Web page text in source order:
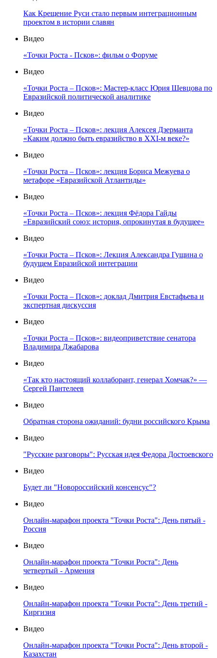
Как Крещение Руси стало первым интеграционным
проектом в истории славян
Видео
«Точки Роста - Псков»: фильм о Форуме
Видео
«Точки Роста – Псков»: Мастер-класс Юрия Шевцова по
Евразийской политической аналитике
Видео
«Точки Роста – Псков»: лекция Алексея Дзерманта
«Каким должно быть евразийство в XXI-м веке?»
Видео
«Точки Роста – Псков»: лекция Бориса Межуева о
метафоре «Евразийской Атлантиды»
Видео
«Точки Роста – Псков»: лекция Фёдора Гайды
«Евразийский союз: история, опрокинутая в будущее»
Видео
«Точки Роста – Псков»: Лекция Александра Гущина о
будущем Евразийской интеграции
Видео
«Точки Роста – Псков»: доклад Дмитрия Евстафьева и
экспертная дискуссия
Видео
«Точки Роста – Псков»: видеоприветствие сенатора
Владимира Джабарова
Видео
«Так кто настоящий коллаборант, генерал Хомчак?» —
Сергей Пантелеев
Видео
Обратная сторона ожиданий: будни российского Крыма
Видео
"Русские разговоры": Русская идея Федора Достоевского
Видео
Будет ли "Новороссийский консенсус"?
Видео
Онлайн-марафон проекта "Точки Роста": День пятый -
Россия
Видео
Онлайн-марафон проекта "Точки Роста": День
четвертый - Армения
Видео
Онлайн-марафон проекта "Точки Роста": День третий -
Киргизия
Видео
Онлайн-марафон проекта "Точки Роста": День второй -
Казахстан